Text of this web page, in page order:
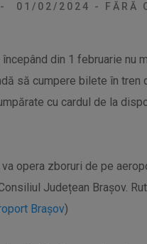
- 01/02/2024 - FĂRĂ
începând din 1 februarie
să cumpere bilete în tren
cu cardul de la
opera zboruri de pe
Județean Brașov.
Brașov)